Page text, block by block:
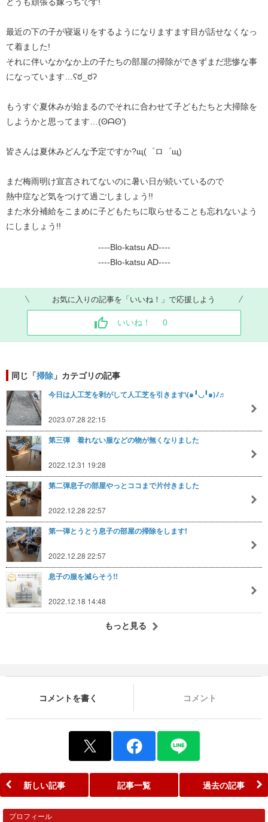
最近の下の子が寝返りをするようになりますます目が話せなくなっ
て着ました!
それに伴いなかなか上の子たちの部屋の掃除ができずまだ悲惨な事
になっています…ʕ⁠ಠ⁠_⁠ಠ⁠ʔ
もうすぐ夏休みが始まるのでそれに合わせて子どもたちと大掃除を
しようかと思ってます…(⁠ʘ⁠ᗩ⁠ʘ⁠’⁠)
皆さんは夏休みどんな予定ですか?щ⁠(⁠゜⁠ロ⁠゜⁠щ⁠)
まだ梅雨明け宣言されてないのに暑い日が続いているので
熱中症など気をつけて過ごしましょう!!
また水分補給をこまめに子どもたちに取らせることも忘れないよう
にしましょう!!
----Blo-katsu AD----
----Blo-katsu AD----
お気に入りの記事を「いいね！」で応援しよう
いいね！ 0
同じ「掃除 」カテゴリの記事
今日は人工芝を剥がして人工芝を引きます\⁠(⁠๑⁠╹⁠◡⁠╹⁠๑⁠)⁠ﾉ⁠♬
2023.07.28 22:15
第三弾 着れない服などの物が無くなりました
2022.12.31 19:28
第二弾息子の部屋やっとココまで片付きました
2022.12.28 22:57
第一弾とうとう息子の部屋の掃除をします!
2022.12.28 22:57
息子の服を減らそう!!
2022.12.18 14:48
もっと見る
コメントを書く コメント
新しい記事 記事一覧 過去の記事
プロフィール